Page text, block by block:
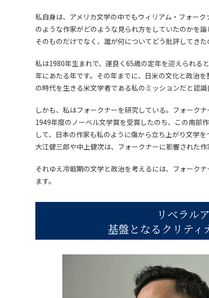
私自身は、アメリカ文学の中でもウィリアム・フォー
のような作家がどのような見られ方をしていたのかを
そのものだけでなく、誰が何についてどう批評してき
私は1980年生まれで、運良く65歳の定年を迎えられる
年にあたる年です。その年までに、日米の文化と政治
の時代を生きる米文学者である私のミッションだと認識
しかも、私はフォークナーを研究している。フォーク
1949年度のノーベル文学賞を受賞したのち、この南部
して、日本の作家も私のように傷から立ち上がり文学
大江健三郎や中上健次は、フォークナーに影響された作
それゆえ冷戦期の文学と政治を考えるには、フォーク
ます。
リベラル
基盤となるクリティ